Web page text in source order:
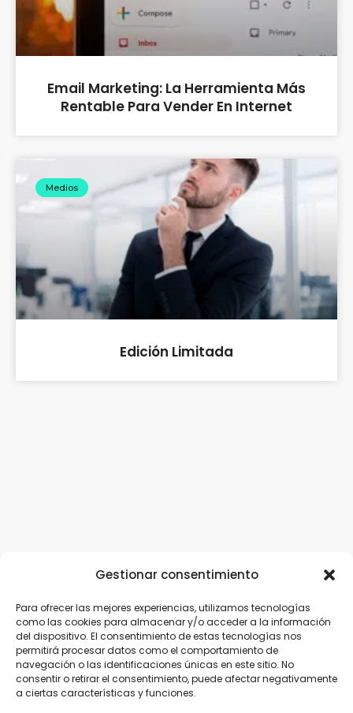
Gestionar consentimiento
Para ofrecer las mejores experiencias, utilizamos tecnologías
como las cookies para almacenar y/o acceder a la información
del dispositivo. El consentimiento de estas tecnologías nos
permitirá procesar datos como el comportamiento de
navegación o las identificaciones únicas en este sitio. No
consentir o retirar el consentimiento, puede afectar negativamente
a ciertas características y funciones.
Email Marketing: La Herramienta Más
Rentable Para Vender En Internet
Medios
Edición Limitada